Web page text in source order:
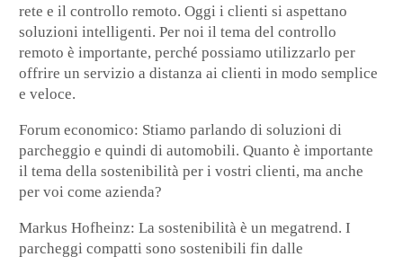
rete e il controllo remoto. Oggi i clienti si aspettano
soluzioni intelligenti. Per noi il tema del controllo
remoto è importante, perché possiamo utilizzarlo per
offrire un servizio a distanza ai clienti in modo semplice
e veloce.
Forum economico: Stiamo parlando di soluzioni di
parcheggio e quindi di automobili. Quanto è importante
il tema della sostenibilità per i vostri clienti, ma anche
per voi come azienda?
Markus Hofheinz: La sostenibilità è un megatrend. I
parcheggi compatti sono sostenibili fin dalle